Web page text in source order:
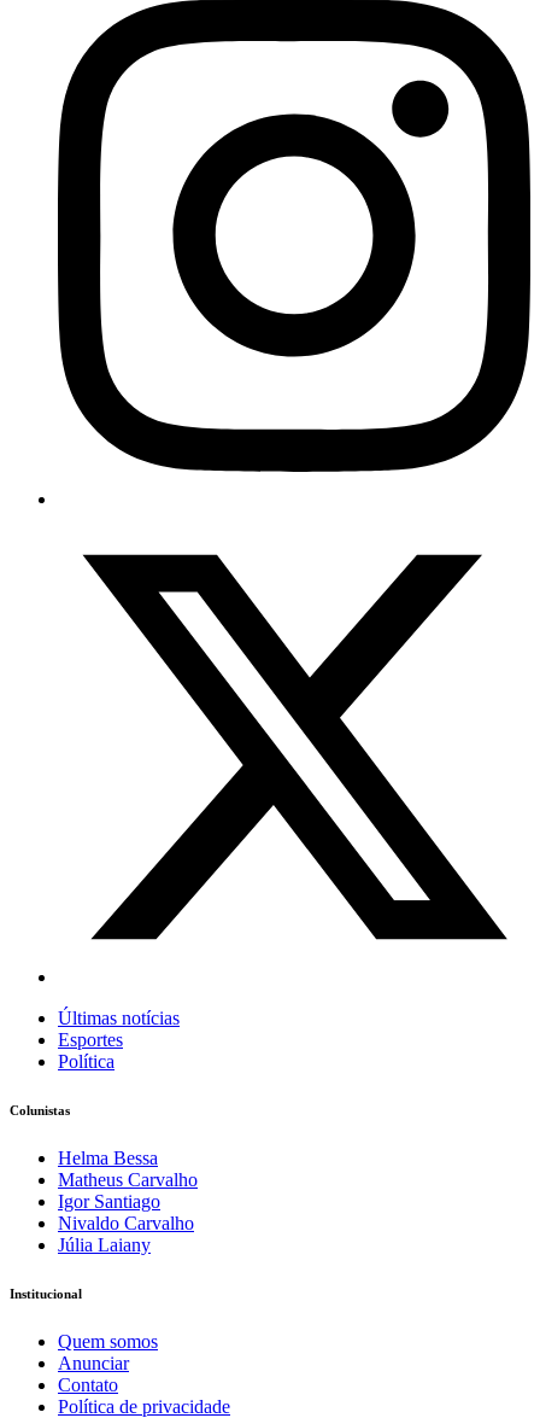
Últimas notícias
Esportes
Política
Colunistas
Helma Bessa
Matheus Carvalho
Igor Santiago
Nivaldo Carvalho
Júlia Laiany
Institucional
Quem somos
Anunciar
Contato
Política de privacidade